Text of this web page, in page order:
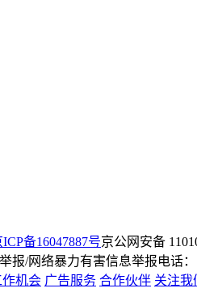
ICP备16047887号京公网安备
报/网络暴力有害信息举报电话：
作机会 广告服务 合作伙伴 关注我